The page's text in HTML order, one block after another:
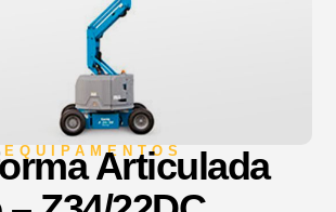
EQUIPAMENTOSArticulada